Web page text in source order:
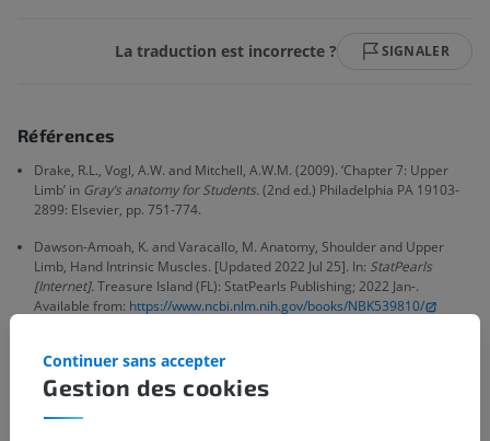
La traduction est incorrecte ? SIGNALER
Références
Drake, R.L., Vogl, A.W. and Mitchell, A.W.M. (2009). ‘Chapter 7: Upper
Limb’ in Gray’s anatomy for Students.(2nd ed.) Philadelphia PA 19103-
2899: Elsevier, pp. 751-774.
Dawson-Amoah, K. and Varacallo, M. Anatomy, Shoulder and Upper
Limb, Hand Intrinsic Muscles. [Updated 2022 Jul 25]. In: StatPearls
[Internet].Treasure Island (FL): StatPearls Publishing; 2022 Jan-.
Available from: https://www.ncbi.nlm.nih.gov/books/NBK539810/
Galerie
Gestion des cookies
Continuer sans accepter